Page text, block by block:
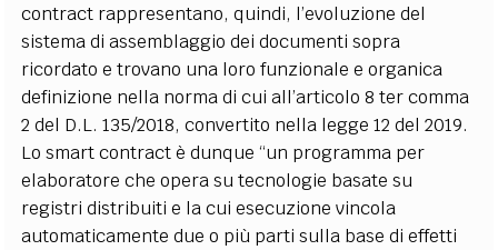
contract rappresentano, quindi, l’evoluzione del
sistema di assemblaggio dei documenti sopra
ricordato e trovano una loro funzionale e organica
definizione nella norma di cui all’articolo 8 ter comma
2 del D.L. 135/2018, convertito nella legge 12 del 2019.
Lo smart contract è dunque “un programma per
elaboratore che opera su tecnologie basate su
registri distribuiti e la cui esecuzione vincola
automaticamente due o più parti sulla base di effetti